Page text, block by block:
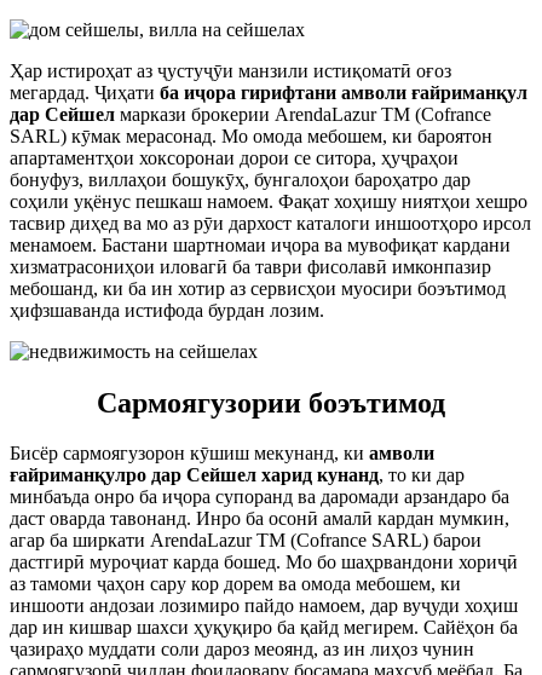
Ҳар истироҳат аз ҷустуҷӯи манзили истиқоматӣ оғоз
мегардад. Ҷиҳати ба иҷора гирифтани амволи ғайриманқул
дар Сейшел маркази брокерии ArendaLazur TM (Cofrance
SARL) кӯмак мерасонад. Мо омода мебошем, ки бароятон
апартаментҳои хоксоронаи дорои се ситора, ҳуҷраҳои
бонуфуз, виллаҳои бошукӯҳ, бунгалоҳои бароҳатро дар
соҳили уқёнус пешкаш намоем. Фақат хоҳишу ниятҳои хешро
тасвир диҳед ва мо аз рӯи дархост каталоги иншоотҳоро ирсол
менамоем. Бастани шартномаи иҷора ва мувофиқат кардани
хизматрасониҳои иловагӣ ба таври фисолавӣ имконпазир
мебошанд, ки ба ин хотир аз сервисҳои муосири боэътимод
ҳифзшаванда истифода бурдан лозим.
Сармоягузории боэътимод
Бисёр сармоягузорон кӯшиш мекунанд, ки амволи
ғайриманқулро дар Сейшел харид кунанд, то ки дар
минбаъда онро ба иҷора супоранд ва даромади арзандаро ба
даст оварда тавонанд. Инро ба осонӣ амалӣ кардан мумкин,
агар ба ширкати ArendaLazur TM (Cofrance SARL) барои
дастгирӣ муроҷиат карда бошед. Мо бо шаҳрвандони хориҷӣ
аз тамоми ҷаҳон сару кор дорем ва омода мебошем, ки
иншооти андозаи лозимиро пайдо намоем, дар вуҷуди хоҳиш
дар ин кишвар шахси ҳуқуқиро ба қайд мегирем. Сайёҳон ба
ҷазираҳо муддати соли дароз меоянд, аз ин лиҳоз чунин